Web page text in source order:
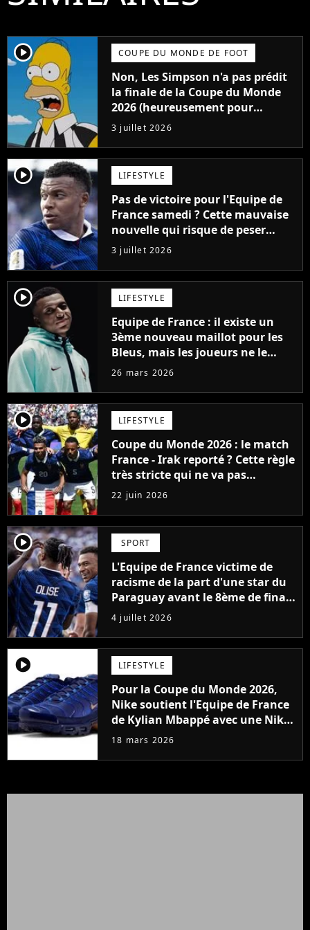
player2 COUPE DU MONDE DE FOOT
Non, Les Simpson n'a pas prédit
la finale de la Coupe du Monde
2026 (heureusement pour
l'Equipe de France)
3 juillet 2026
player2 LIFESTYLE
Pas de victoire pour l'Equipe de
France samedi ? Cette mauvaise
nouvelle qui risque de peser
lourd à la Coupe du Monde 2026
3 juillet 2026
player2 LIFESTYLE
Equipe de France : il existe un
3ème nouveau maillot pour les
Bleus, mais les joueurs ne le
porteront jamais
26 mars 2026
player2 LIFESTYLE
Coupe du Monde 2026 : le match
France - Irak reporté ? Cette règle
très stricte qui ne va pas
arranger les supporters français
22 juin 2026
player2 SPORT
L'Equipe de France victime de
racisme de la part d'une star du
Paraguay avant le 8ème de finale
de Coupe du Monde 2026
4 juillet 2026
player2 LIFESTYLE
Pour la Coupe du Monde 2026,
Nike soutient l'Equipe de France
de Kylian Mbappé avec une Nike
Air Max Plus spéciale
18 mars 2026